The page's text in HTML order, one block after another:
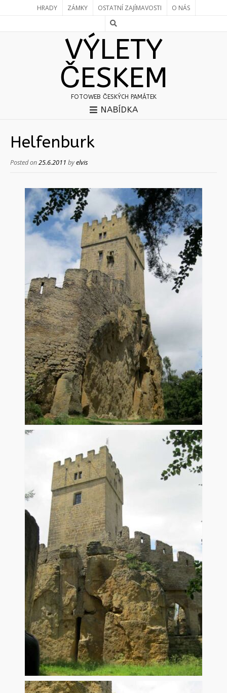
HRADY ZÁMKY OSTATNÍ ZAJÍMAVOSTI O NÁS
VÝLETY
ČESKEM
FOTOWEB ČESKÝCH PAMÁTEK
NABÍDKA
Helfenburk
Posted on25.6.2011 byelvis